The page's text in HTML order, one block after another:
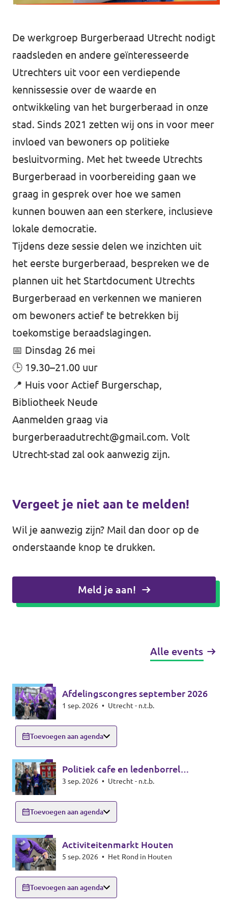
Volt Woerden
Volt Zeist
Doe mee!
De werkgroep Burgerberaad Utrecht nodigt
raadsleden en andere geïnteresseerde
Utrechters uit voor een verdiepende
kennissessie over de waarde en
ontwikkeling van het burgerberaad in onze
stad. Sinds 2021 zetten wij ons in voor meer
invloed van bewoners op politieke
besluitvorming. Met het tweede Utrechts
Burgerberaad in voorbereiding gaan we
graag in gesprek over hoe we samen
kunnen bouwen aan een sterkere, inclusieve
lokale democratie.
Tijdens deze sessie delen we inzichten uit
het eerste burgerberaad, bespreken we de
plannen uit het Startdocument Utrechts
Burgerberaad en verkennen we manieren
om bewoners actief te betrekken bij
toekomstige beraadslagingen.
📅 Dinsdag 26 mei
🕒 19.30–21.00 uur
📍 Huis voor Actief Burgerschap,
Bibliotheek Neude
Aanmelden graag via
burgerberaadutrecht@gmail.com. Volt
Utrecht-stad zal ook aanwezig zijn.
Vergeet je niet aan te melden!
Wil je aanwezig zijn? Mail dan door op de
onderstaande knop te drukken.
Meld je aan!
Alle events
Afdelingscongres september 2026
1 sep. 2026 • Utrecht - n.t.b.
Toevoegen aan agenda
Politiek cafe en ledenborrel
september
3 sep. 2026 • Utrecht - n.t.b.
Toevoegen aan agenda
Activiteitenmarkt Houten
5 sep. 2026 • Het Rond in Houten
Toevoegen aan agenda